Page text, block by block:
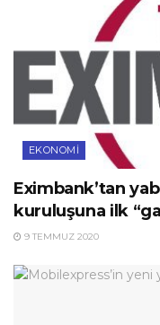
EKONOMI
Eximbank’tan
kuruluşuna ilk
9 TEMMUZ 2020